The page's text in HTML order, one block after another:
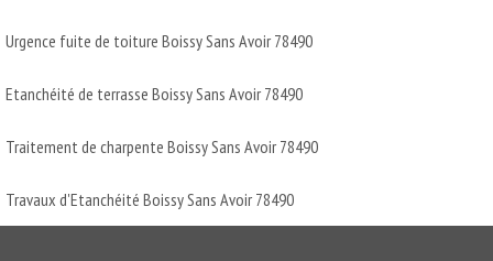
Urgence fuite de toiture Boissy Sans Avoir 78490
Etanchéité de terrasse Boissy Sans Avoir 78490
Traitement de charpente Boissy Sans Avoir 78490
Travaux d'Etanchéité Boissy Sans Avoir 78490